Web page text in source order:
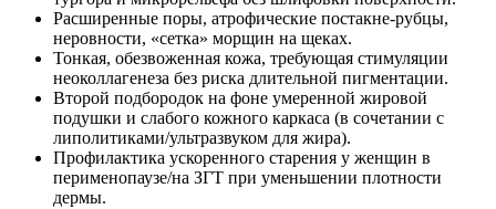
Расширенные поры, атрофические постакне‑рубцы,
неровности, «сетка» морщин на щеках.
Тонкая, обезвоженная кожа, требующая стимуляции
неоколлагенеза без риска длительной пигментации.
Второй подбородок на фоне умеренной жировой
подушки и слабого кожного каркаса (в сочетании с
липолитиками/ультразвуком для жира).
Профилактика ускоренного старения у женщин в
перименопаузе/на ЗГТ при уменьшении плотности
дермы.